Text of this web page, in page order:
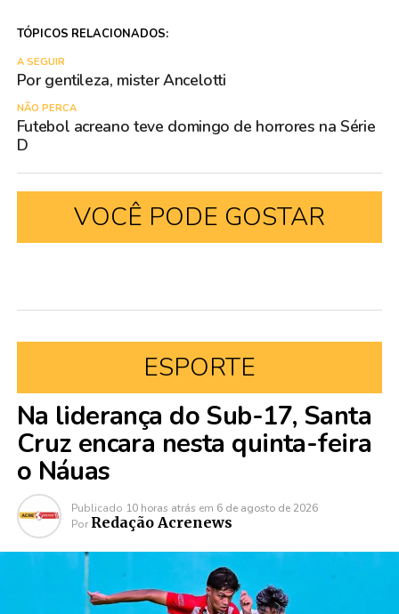
TÓPICOS RELACIONADOS:
A SEGUIR
Por gentileza, mister Ancelotti
NÃO PERCA
Futebol acreano teve domingo de horrores na Série
D
VOCÊ PODE GOSTAR
ESPORTE
Na liderança do Sub-17, Santa
Cruz encara nesta quinta-feira
o Náuas
Publicado 10 horas atrás em 6 de agosto de 2026
Por Redação Acrenews